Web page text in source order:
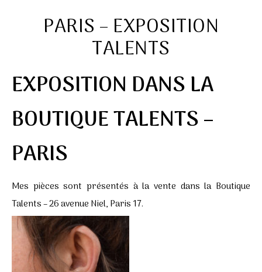
PARIS – EXPOSITION
TALENTS
EXPOSITION DANS LA
BOUTIQUE TALENTS –
PARIS
Mes pièces sont présentés à la vente dans la Boutique
Talents –26 avenue Niel, Paris 17.